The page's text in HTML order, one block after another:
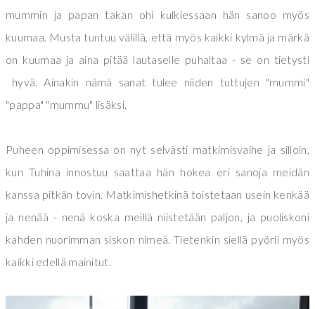
mummin ja papan takan ohi kulkiessaan hän sanoo myös
kuumaa. Musta tuntuu välillä, että myös kaikki kylmä ja märkä
on kuumaa ja aina pitää lautaselle puhaltaa - se on tietysti
hyvä. Ainakin nämä sanat tulee niiden tuttujen "mummi"
"pappa" "mummu" lisäksi.
Puheen oppimisessa on nyt selvästi matkimisvaihe ja silloin,
kun Tuhina innostuu saattaa hän hokea eri sanoja meidän
kanssa pitkän tovin. Matkimishetkinä toistetaan usein kenkää
ja nenää - nenä koska meillä niistetään paljon, ja puoliskoni
kahden nuorimman siskon nimeä. Tietenkin siellä pyörii myös
kaikki edellä mainitut.